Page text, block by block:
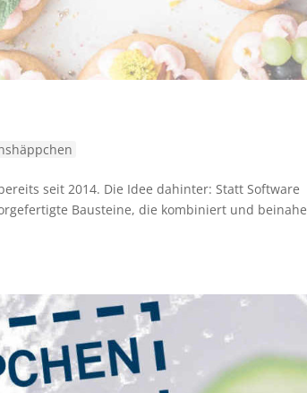
seit 2014. Die Idee dahinter: Statt Software
Bausteine, die kombiniert und beinahe